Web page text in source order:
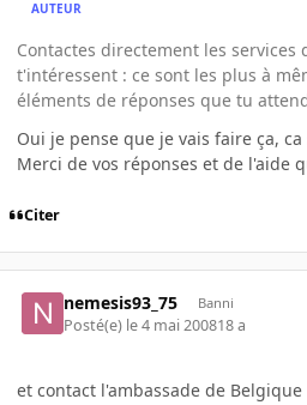
AUTEUR
Contactes directement les services
t'intéressent : ce sont les plus à
éléments de réponses que tu
Oui je pense que je vais faire ça,
Merci de vos réponses et de l'aide
Citer
nemesis93_75 Banni
Posté(e) le 4 mai 200818 a
et contact l'ambassade de Belgique